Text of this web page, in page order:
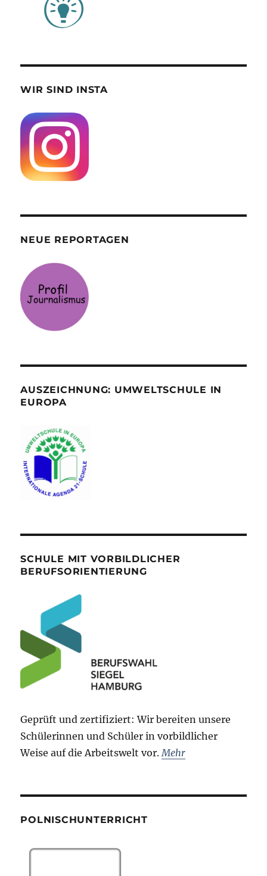
WIR SIND INSTA
NEUE REPORTAGEN
AUSZEICHNUNG: UMWELTSCHULE IN
EUROPA
SCHULE MIT VORBILDLICHER
BERUFSORIENTIERUNG
Geprüft und zertifiziert: Wir bereiten unsere
Schülerinnen und Schüler in vorbildlicher
Weise auf die Arbeitswelt vor.Mehr
POLNISCHUNTERRICHT